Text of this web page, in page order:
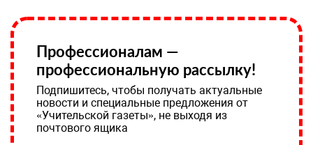
Профессионалам —
профессиональную рассылку!
Подпишитесь, чтобы получать актуальные
новости и специальные предложения от
«Учительской газеты», не выходя из
почтового ящика